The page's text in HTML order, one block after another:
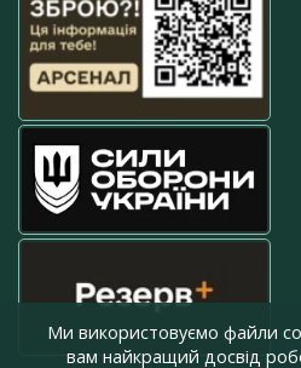
Ми використовуємо файли
вам найкращий досвід